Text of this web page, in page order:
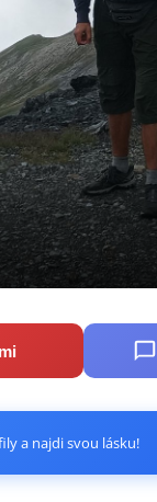
a najdi svou lásku!